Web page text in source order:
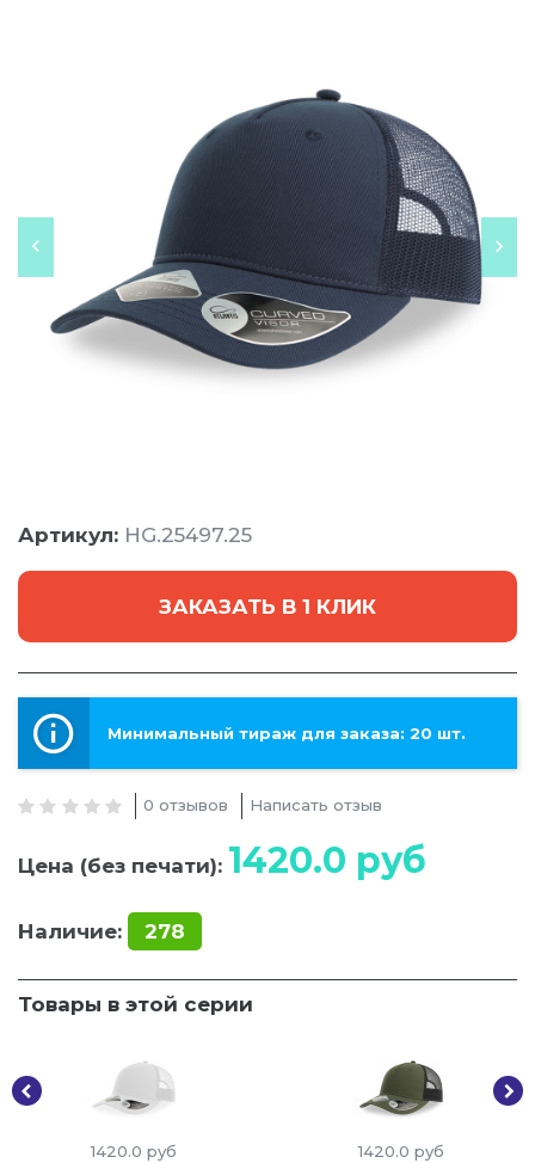
Артикул: HG.25497.25
ЗАКАЗАТЬ В 1 КЛИК
Минимальный тираж для заказа: 20 шт.
0 отзывов Написать отзыв
Цена (без печати): 1420.0 руб
Наличие: 278
Товары в этой серии
1420.0 руб 1420.0 руб